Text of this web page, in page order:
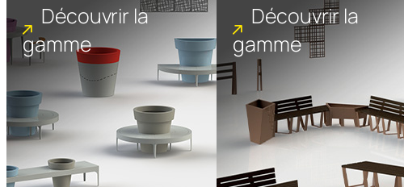
Découvrir la
gamme
Découvrir la
gamme